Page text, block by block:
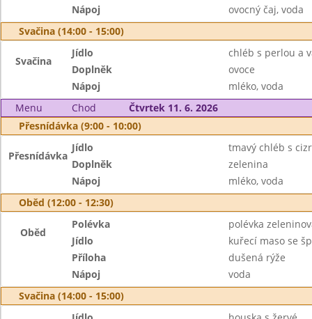
Nápoj
ovocný čaj, voda
Svačina (14:00 - 15:00)
Svačina
Jídlo
chléb s perlou a
Doplněk
ovoce
Nápoj
mléko, voda
Menu
Chod
Čtvrtek 11. 6. 2026
Přesnídávka (9:00 - 10:00)
Přesnídávka
Jídlo
tmavý chléb s
Doplněk
zelenina
Nápoj
mléko, voda
Oběd (12:00 - 12:30)
Oběd
Polévka
polévka
Jídlo
kuřecí maso se
Příloha
dušená rýže
Nápoj
voda
Svačina (14:00 - 15:00)